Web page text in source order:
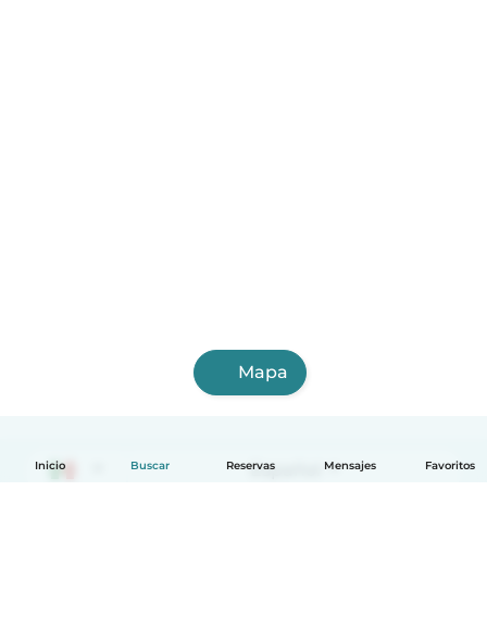
Inicio Buscar Reservas Mensajes Favoritos
Mapa
Español